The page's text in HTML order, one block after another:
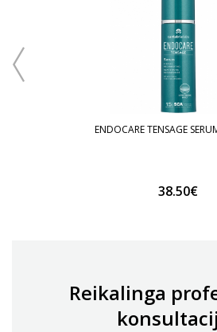
ENDOCARE TENSAGE
38.50€
Reikalinga